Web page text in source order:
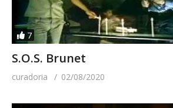
7
S.O.S. Brunet
curadoria 02/08/2020